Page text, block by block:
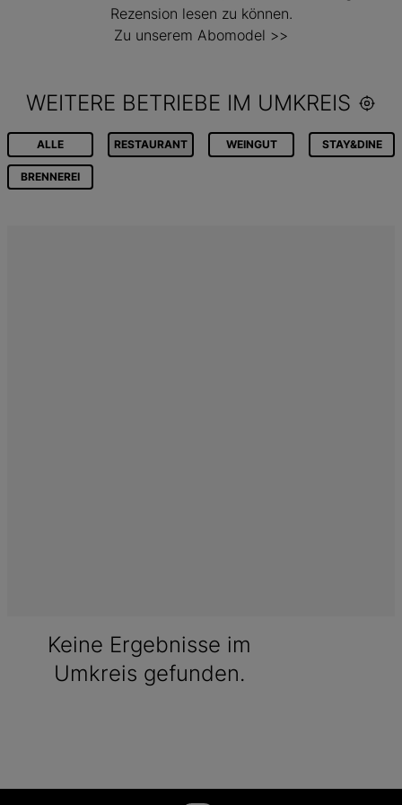
Rezension lesen zu können.
Zu unserem Abomodel >>
WEITERE BETRIEBE IM UMKREIS
ALLE RESTAURANT WEINGUT STAY&DINE
BRENNEREI
Keine Ergebnisse im
Umkreis gefunden.